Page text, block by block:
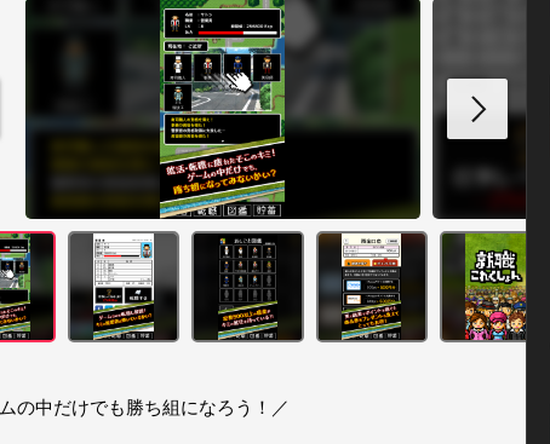
の中だけでも勝ち組になろう！／